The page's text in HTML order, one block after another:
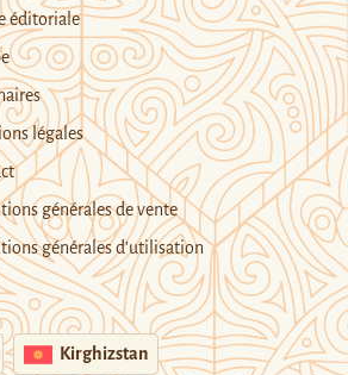
éditoriale
légales
générales de vente
générales d’utilisation
Kirghizstan